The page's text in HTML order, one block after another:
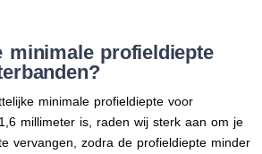
minimale profieldiepte
minimale profieldiepte voor
millimeter is, raden wij sterk aan om je
vervangen, zodra de profieldiepte minder